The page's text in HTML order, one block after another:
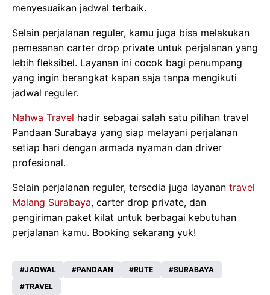
menyesuaikan jadwal terbaik.
Selain perjalanan reguler, kamu juga bisa melakukan
pemesanan carter drop private untuk perjalanan yang
lebih fleksibel. Layanan ini cocok bagi penumpang
yang ingin berangkat kapan saja tanpa mengikuti
jadwal reguler.
Nahwa Travel hadir sebagai salah satu pilihan travel
Pandaan Surabaya yang siap melayani perjalanan
setiap hari dengan armada nyaman dan driver
profesional.
Selain perjalanan reguler, tersedia juga layanan travel
Malang Surabaya, carter drop private, dan
pengiriman paket kilat untuk berbagai kebutuhan
perjalanan kamu. Booking sekarang yuk!
JADWAL PANDAAN RUTE
SURABAYA
TRAVEL